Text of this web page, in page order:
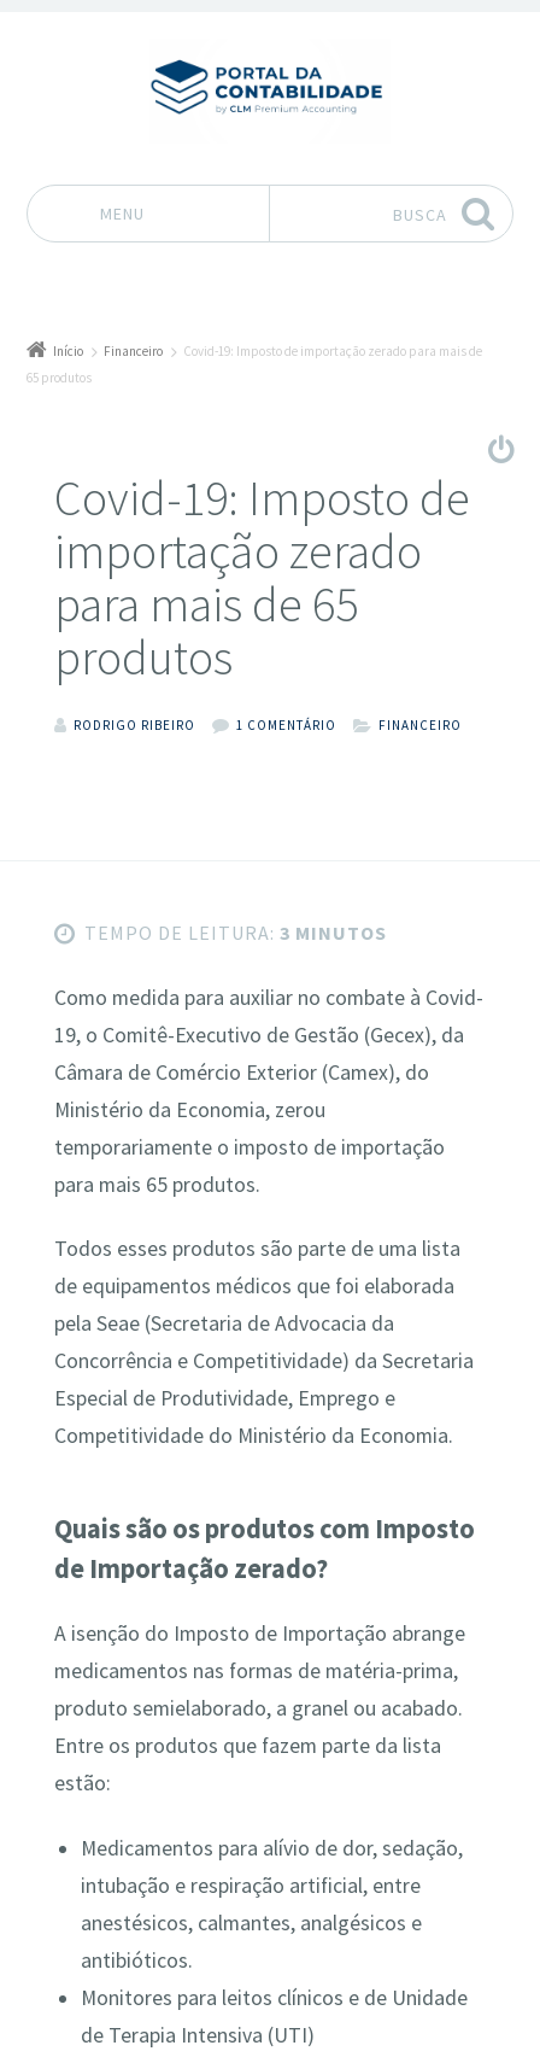
MENU BUSCA
Início Financeiro
Covid-19: Imposto de importação zerado para mais de
65 produtos
Covid-19: Imposto de
importação zerado
para mais de 65
produtos
RODRIGO RIBEIRO 1 COMENTÁRIO FINANCEIRO
TEMPO DE LEITURA: 3 MINUTOS
Como medida para auxiliar no combate à Covid-
19, o Comitê-Executivo de Gestão (Gecex), da
Câmara de Comércio Exterior (Camex), do
Ministério da Economia, zerou
temporariamente o imposto de importação
para mais 65 produtos.
Todos esses produtos são parte de uma lista
de equipamentos médicos que foi elaborada
pela Seae (Secretaria de Advocacia da
Concorrência e Competitividade) da Secretaria
Especial de Produtividade, Emprego e
Competitividade do Ministério da Economia.
Quais são os produtos com Imposto
de Importação zerado?
A isenção do Imposto de Importação abrange
medicamentos nas formas de matéria-prima,
produto semielaborado, a granel ou acabado.
Entre os produtos que fazem parte da lista
estão:
Medicamentos para alívio de dor, sedação,
intubação e respiração artificial, entre
anestésicos, calmantes, analgésicos e
antibióticos.
Monitores para leitos clínicos e de Unidade
de Terapia Intensiva (UTI)